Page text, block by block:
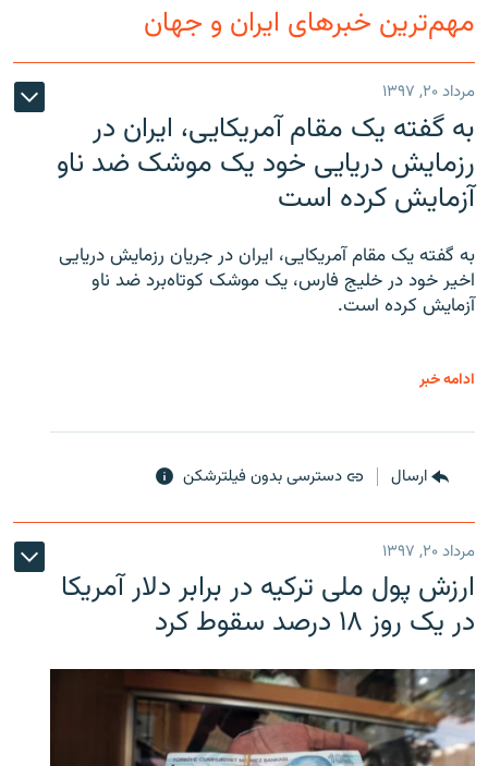
مهم‌ترین خبرهای ایران و جهان
مرداد ۲۰, ۱۳۹۷
به گفته یک مقام آمریکایی، ایران در
رزمایش دریایی خود یک موشک ضد ناو
آزمایش کرده است
به گفته یک مقام آمریکایی، ایران در جریان رزمایش دریایی
اخیر خود در خلیج فارس، یک موشک کوتاه‌برد ضد ناو
آزمایش کرده است.
ادامه خبر
ارسال دسترسی بدون فیلترشکن
مرداد ۲۰, ۱۳۹۷
ارزش پول ملی ترکیه در برابر دلار آمریکا
در یک روز ۱۸ درصد سقوط کرد